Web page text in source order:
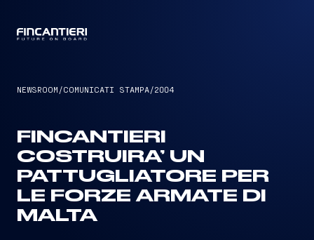
NEWSROOM /COMUNICATI STAMPA/2004
FINCANTIERI
COSTRUIRA’ UN
PATTUGLIATORE PER
LE FORZE ARMATE DI
MALTA